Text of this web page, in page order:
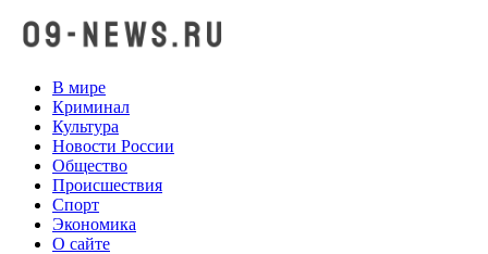
В мире
Криминал
Культура
Новости России
Общество
Происшествия
Спорт
Экономика
О сайте